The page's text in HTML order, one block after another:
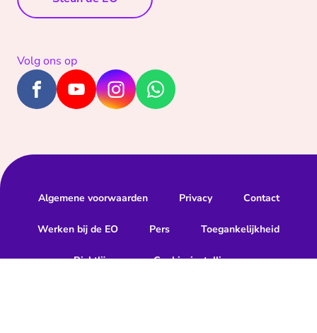
Volg ons op
Algemene voorwaarden Privacy Contact
Werken bij de EO Pers Toegankelijkheid
Richtlijnen Cookie-instellingen